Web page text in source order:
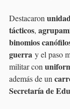
Destacaron
tácticos,
binomios
guerra y el paso
militar con
además de un
Secretaría de